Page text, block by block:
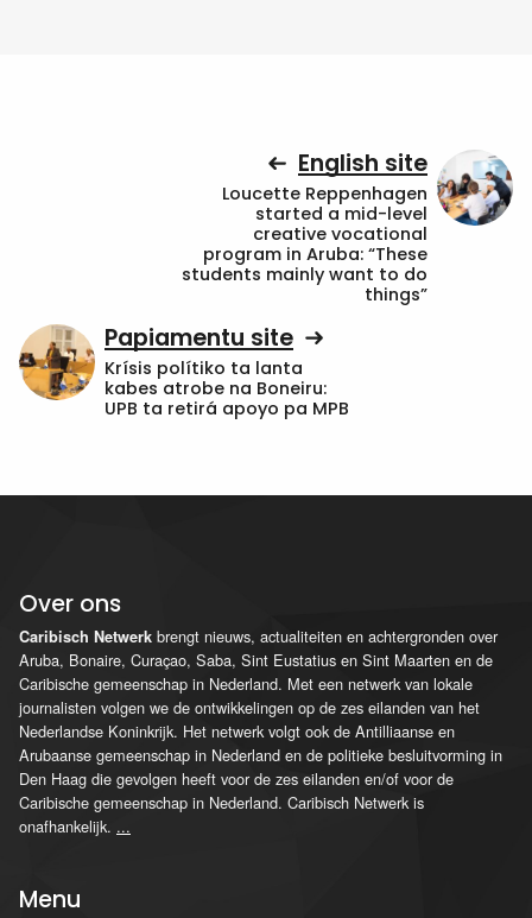
English site
Loucette Reppenhagen
started a mid-level
creative vocational
program in Aruba: “These
students mainly want to do
things”
Papiamentu site
Krísis polítiko ta lanta
kabes atrobe na Boneiru:
UPB ta retirá apoyo pa MPB
Over ons
Caribisch Netwerk brengt nieuws, actualiteiten en achtergronden over
Aruba, Bonaire, Curaçao, Saba, Sint Eustatius en Sint Maarten en de
Caribische gemeenschap in Nederland. Met een netwerk van lokale
journalisten volgen we de ontwikkelingen op de zes eilanden van het
Nederlandse Koninkrijk. Het netwerk volgt ook de Antilliaanse en
Arubaanse gemeenschap in Nederland en de politieke besluitvorming in
Den Haag die gevolgen heeft voor de zes eilanden en/of voor de
Caribische gemeenschap in Nederland. Caribisch Netwerk is
onafhankelijk. ...
Menu